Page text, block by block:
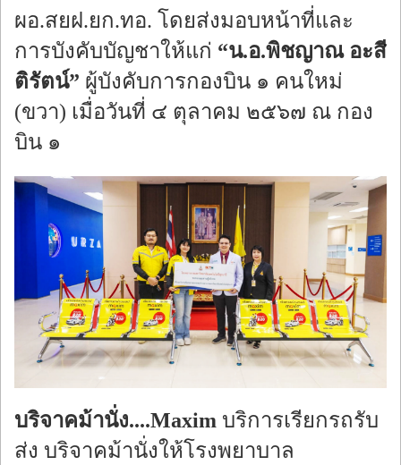
ผอ.สยฝ.ยก.ทอ. โดยส่งมอบหน้าที่และ
การบังคับบัญชาให้แก่ “น.อ.พิชญาณ อะสี
ติรัตน์” ผู้บังคับการกองบิน ๑ คนใหม่
(ขวา) เมื่อวันที่ ๔ ตุลาคม ๒๕๖๗ ณ กอง
บิน ๑
บริจาคม้านั่ง....Maxim บริการเรียกรถรับ
ส่ง บริจาคม้านั่งให้โรงพยาบาล